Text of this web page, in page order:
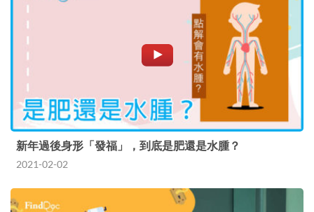
新年過後身形「發福」，到底是肥還是水腫？
2021-02-02